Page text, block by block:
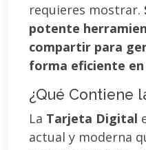
requieres mostrar.
potente
compartir para
forma eficiente
¿Qué Contiene
La Tarjeta Digital
actual y moderna